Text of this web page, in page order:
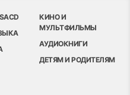
КИНО И
МУЛЬТФИЛЬМЫ
АУДИОКНИГИ
ДЕТЯМ И РОДИТЕЛЯМ